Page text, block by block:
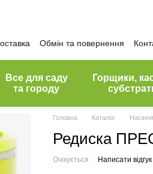
Обмін та повернення
Все для саду
та городу
Горщики,
Головна Каталог Насіння
Редиска
Очікується Написати відгук